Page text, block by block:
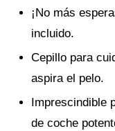
¡No más
incluido.
Cepillo para
aspira el pelo.
Imprescindible
de coche